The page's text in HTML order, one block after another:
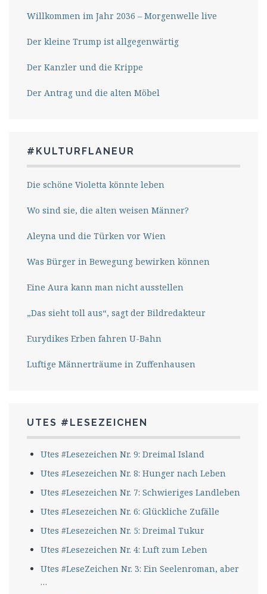
Willkommen im Jahr 2036 – Morgenwelle live
Der kleine Trump ist allgegenwärtig
Der Kanzler und die Krippe
Der Antrag und die alten Möbel
#KULTURFLANEUR
Die schöne Violetta könnte leben
Wo sind sie, die alten weisen Männer?
Aleyna und die Türken vor Wien
Was Bürger in Bewegung bewirken können
Eine Aura kann man nicht ausstellen
„Das sieht toll aus“, sagt der Bildredakteur
Eurydikes Erben fahren U-Bahn
Luftige Männerträume in Zuffenhausen
UTES #LESEZEICHEN
Utes #Lesezeichen Nr. 9: Dreimal Island
Utes #Lesezeichen Nr. 8: Hunger nach Leben
Utes #Lesezeichen Nr. 7: Schwieriges Landleben
Utes #Lesezeichen Nr. 6: Glückliche Zufälle
Utes #Lesezeichen Nr. 5: Dreimal Tukur
Utes #Lesezeichen Nr. 4: Luft zum Leben
Utes #LeseZeichen Nr. 3: Ein Seelenroman, aber
…